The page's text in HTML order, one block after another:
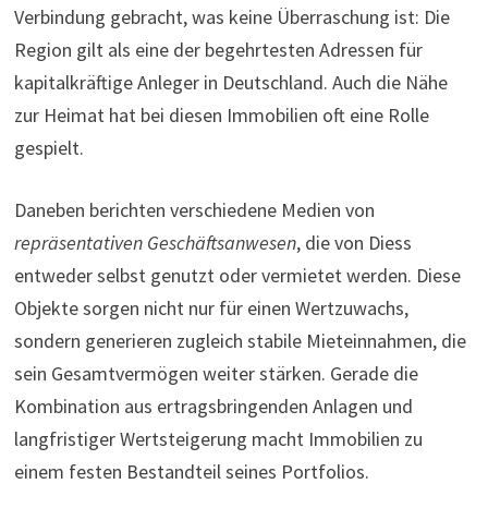
Verbindung gebracht, was keine Überraschung ist: Die
Region gilt als eine der begehrtesten Adressen für
kapitalkräftige Anleger in Deutschland. Auch die Nähe
zur Heimat hat bei diesen Immobilien oft eine Rolle
gespielt.
Daneben berichten verschiedene Medien von
repräsentativen Geschäftsanwesen, die von Diess
entweder selbst genutzt oder vermietet werden. Diese
Objekte sorgen nicht nur für einen Wertzuwachs,
sondern generieren zugleich stabile Mieteinnahmen, die
sein Gesamtvermögen weiter stärken. Gerade die
Kombination aus ertragsbringenden Anlagen und
langfristiger Wertsteigerung macht Immobilien zu
einem festen Bestandteil seines Portfolios.